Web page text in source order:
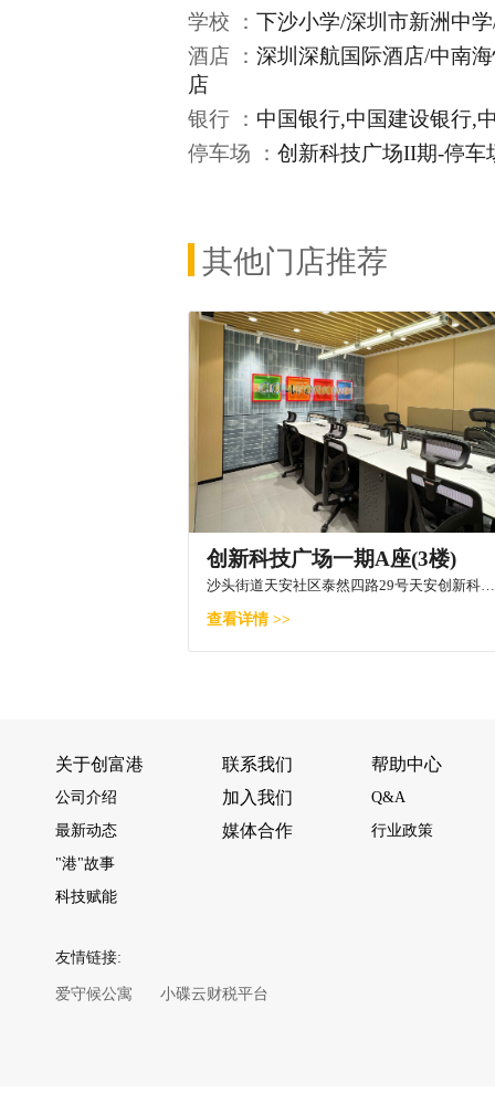
学校 ： 下沙小学/深圳市新洲中
酒店 ： 深圳深航国际酒店/中南
店
银行 ： 中国银行,中国建设银行,
停车场 ： 创新科技广场II期-停车
其他门店推荐
创新科技广场一期A座(3楼)
沙头街道天安社区泰然四路29号天安创新科技广场一期A座306
查看详情 >>
关于创富港
公司介绍
最新动态
"港"故事
科技赋能
联系我们
加入我们
媒体合作
帮助中心
Q&A
行业政策
友情链接:
爱守候公寓 小碟云财税平台